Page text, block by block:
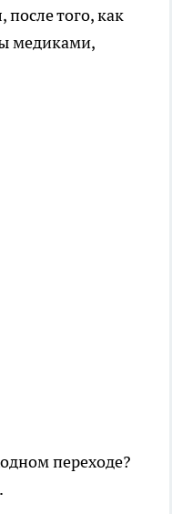
того, как
медиками,
переходе?